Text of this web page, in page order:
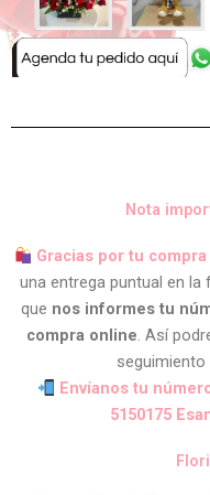
Nota
Gracias por tu
una entrega puntual en
que nos informes tu
compra online. Así
seguimiento
Envíanos tu
5150175